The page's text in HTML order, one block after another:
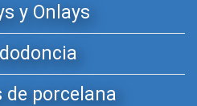
y Onlays
de porcelana